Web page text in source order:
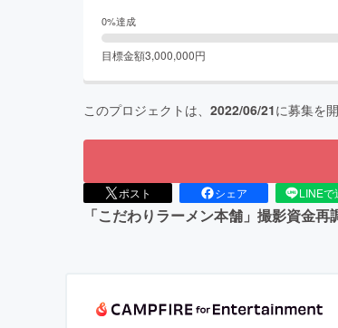
0%達成
目標金額3,000,000円
このプロジェクトは、 2022/06/21に募集を
ポスト シェア LINEで
「こだわりラーメン本舗」撮影資金再